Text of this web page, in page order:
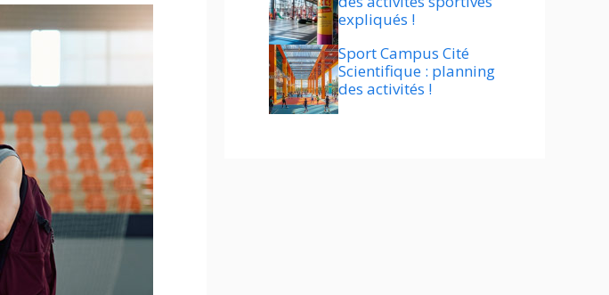
expliqués !
Sport Campus Cité
Scientifique : planning
des activités !